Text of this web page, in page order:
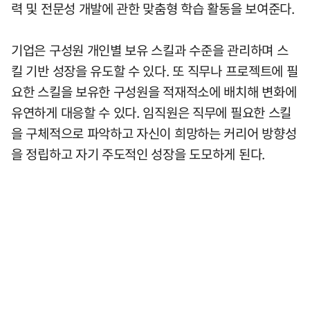
력 및 전문성 개발에 관한 맞춤형 학습 활동을 보여준다.
기업은 구성원 개인별 보유 스킬과 수준을 관리하며 스
킬 기반 성장을 유도할 수 있다. 또 직무나 프로젝트에 필
요한 스킬을 보유한 구성원을 적재적소에 배치해 변화에
유연하게 대응할 수 있다. 임직원은 직무에 필요한 스킬
을 구체적으로 파악하고 자신이 희망하는 커리어 방향성
을 정립하고 자기 주도적인 성장을 도모하게 된다.